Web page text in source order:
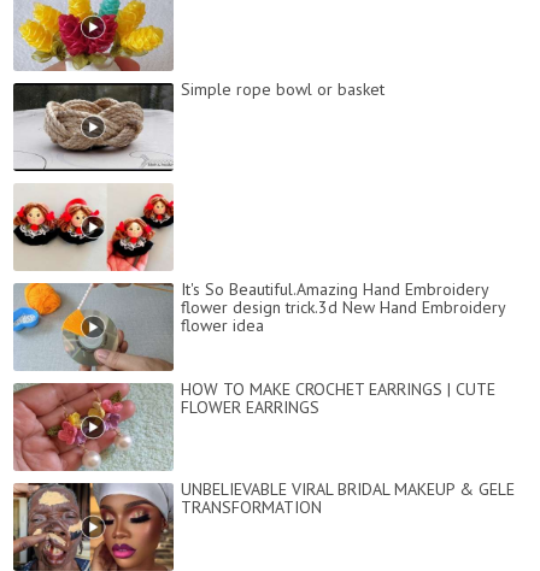
Simple rope bowl or basket
It's So Beautiful.Amazing Hand Embroidery
flower design trick.3d New Hand Embroidery
flower idea
HOW TO MAKE CROCHET EARRINGS | CUTE
FLOWER EARRINGS
UNBELIEVABLE VIRAL BRIDAL MAKEUP & GELE
TRANSFORMATION